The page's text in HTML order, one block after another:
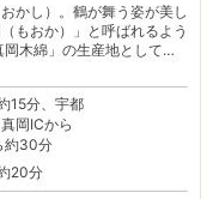
かし）。鶴が舞う姿が美し
もおか）」と呼ばれるよう
問屋が殺到したこともあっ
ごの生産量は日本一（平成
ちご狩りを楽しむ客で観光
られた「化石水型温泉」で
りながら、遠い彼方のロマ
15分、宇都
岡ICから
約30分
20分